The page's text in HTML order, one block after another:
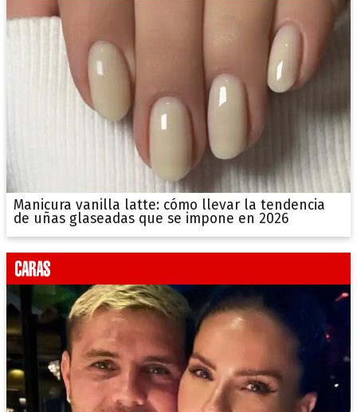
Manicura vanilla latte: cómo llevar la tendencia
de uñas glaseadas que se impone en 2026